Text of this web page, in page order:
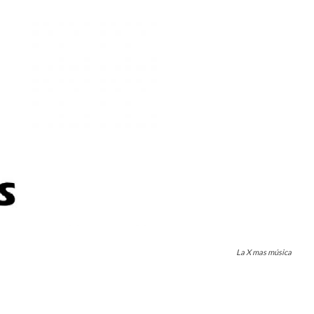
La X mas música